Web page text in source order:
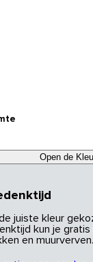
Open de
juiste kleur
kun je
en muurverven.